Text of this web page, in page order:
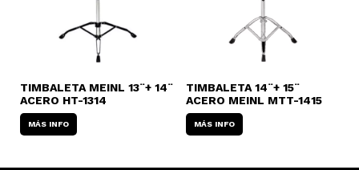
TIMBALETA MEINL 13¨+ 14¨
ACERO HT-1314
MÁS INFO
TIMBALETA 14¨+ 15¨
ACERO MEINL MTT-1415
MÁS INFO